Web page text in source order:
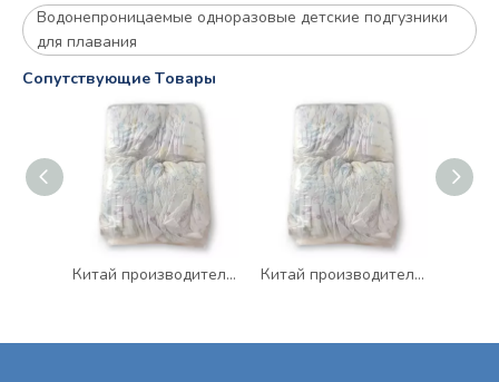
Водонепроницаемые одноразовые детские подгузники
для плавания
Cопутствующие Tовары
Китай производитель бесплатный образец высшего качества доступные оптовые одноразовые подгузники для младенцев Китай производитель бесплатный образец высшего качества доступные оптовые одноразовые подгузники для младенцев